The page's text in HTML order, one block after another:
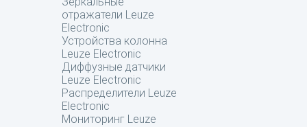
отражатели Leuze
Electronic
Устройства колонна
Leuze Electronic
Диффузные датчики
Leuze Electronic
Распределители Leuze
Electronic
Мониторинг Leuze